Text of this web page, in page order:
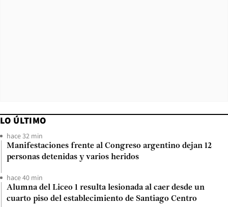
LO ÚLTIMO
hace 32 min
Manifestaciones frente al Congreso argentino dejan 12
personas detenidas y varios heridos
hace 40 min
Alumna del Liceo 1 resulta lesionada al caer desde un
cuarto piso del establecimiento de Santiago Centro